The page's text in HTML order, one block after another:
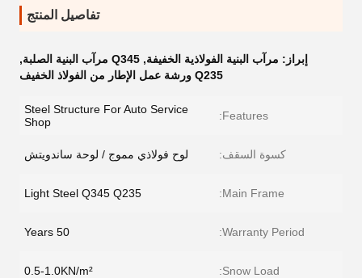
تفاصيل المنتج
إبراز: مرآب البنية الفولاذية الخفيفة, Q345 مرآب البنية الصلبة
,
Q235 ورشة عمل الإطار من الفولاذ الخفيف
Features:
Steel Structure For Auto Service
Shop
كسوة السقف: لوح فولاذي مموج / لوحة ساندويتش
Main Frame:
Light Steel Q345 Q235
Warranty Period:
50 Years
Snow Load:
0.5-1.0KN/m²